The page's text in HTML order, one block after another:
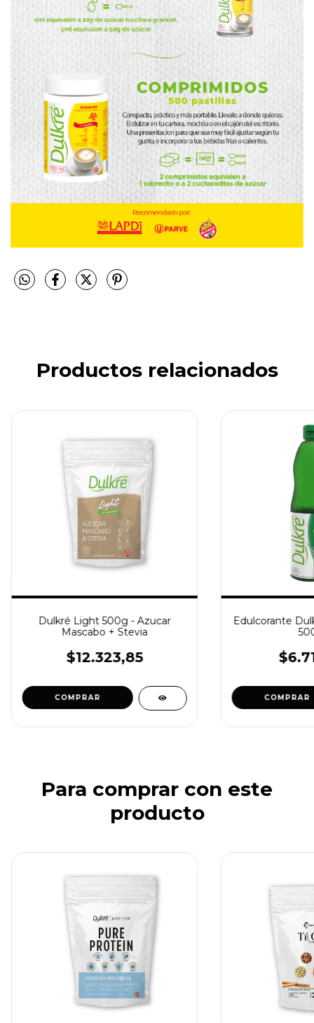
Productos relacionados
Dulkré Light 500g - Azucar
Mascabo + Stevia
$12.323,85
COMPRAR
Edulcorante
COMPRAR
Para comprar con este
producto